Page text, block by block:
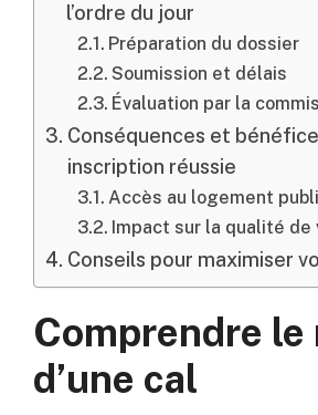
l’ordre du jour
Préparation du dossier
Soumission et délais
Évaluation par la
Conséquences et
inscription réussie
Accès au logement
Impact sur la qualité de
Conseils pour maximiser
Comprendre le
d’une cal